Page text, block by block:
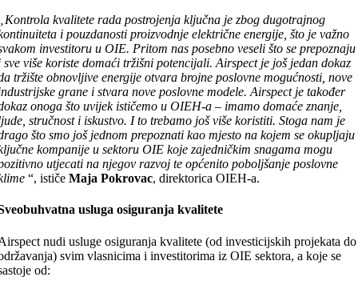
kvalitete rada postrojenja ključna je zbog dugotrajnog
i pouzdanosti proizvodnje električne energije, što je važno
investitoru u OIE. Pritom nas posebno veseli što se prepoznaju
sve više koriste domaći tržišni potencijali. Airspect je još jedan dokaz
tržište obnovljive energije otvara brojne poslovne mogućnosti, nove
grane i stvara nove poslovne modele. Airspect je također
onoga što uvijek ističemo u OIEH-a – imamo domaće znanje,
stručnost i iskustvo. I to trebamo još više koristiti. Stoga nam je
što smo još jednom prepoznati kao mjesto na kojem se okupljaju
kompanije u sektoru OIE koje zajedničkim snagama mogu
utjecati na njegov razvoj te općenito poboljšanje poslovne
“, ističeMaja Pokrovac, direktorica OIEH-a.
usluga osiguranja kvalitete
nudi usluge osiguranja kvalitete (od investicijskih projekata do
svim vlasnicima i investitorima iz OIE sektora, a koje se
od: